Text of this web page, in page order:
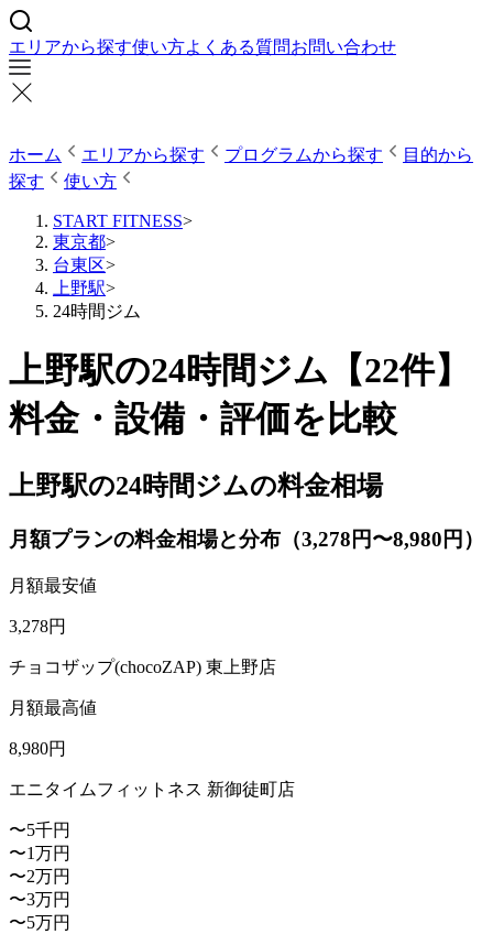
エリアから探す使い方よくある質問お問い合わせ
ホーム エリアから探す プログラムから探す
目的から
探す
使い方
START FITNESS>
東京都>
台東区>
上野駅>
24時間ジム
上野駅の24時間ジム【22件】
料金・設備・評価を比較
上野駅の24時間ジムの料金相場
月額プランの料金相場と分布（3,278円〜8,980円）
月額最安値
3,278円
チョコザップ(chocoZAP) 東上野店
月額最高値
8,980円
エニタイムフィットネス 新御徒町店
〜5千円
〜1万円
〜2万円
〜3万円
〜5万円